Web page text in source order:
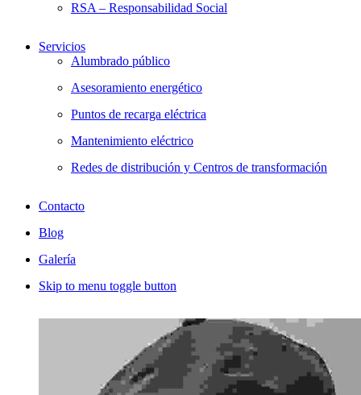
RSA – Responsabilidad Social
Servicios
Alumbrado público
Asesoramiento energético
Puntos de recarga eléctrica
Mantenimiento eléctrico
Redes de distribución y Centros de transformación
Contacto
Blog
Galería
Skip to menu toggle button